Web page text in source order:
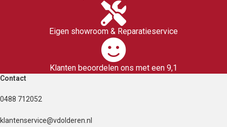
Eigen showroom & Reparatieservice
Klanten beoordelen ons met een 9,1
Contact
0488 712052
klantenservice@vdolderen.nl